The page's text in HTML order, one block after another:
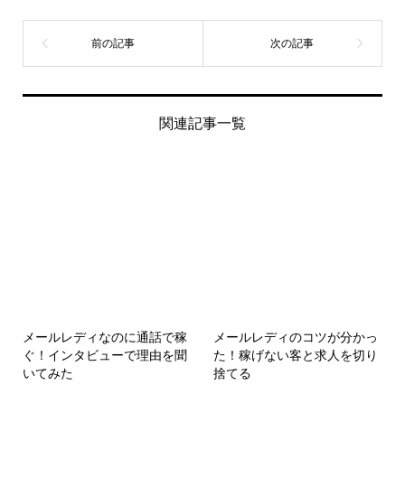
関連記事一覧
メールレディなのに通話で稼
ぐ！インタビューで理由を聞
いてみた
メールレディのコツが分かっ
た！稼げない客と求人を切り
捨てる